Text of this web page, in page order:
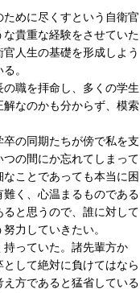
めに尽くすという自衛官
貴重な経験をさせていた
人生の基礎を形成しよう
。
職を拝命し、多くの学生
なのかも分からず、模索
の同期たちが傍で私を支
の間にか忘れてしまって
ことであっても本当に困
く、心温まるものである
と思うので、誰に対して
力していきたい。
っていた。諸先輩方か
して絶対に負けてはなら
方であると猛省している